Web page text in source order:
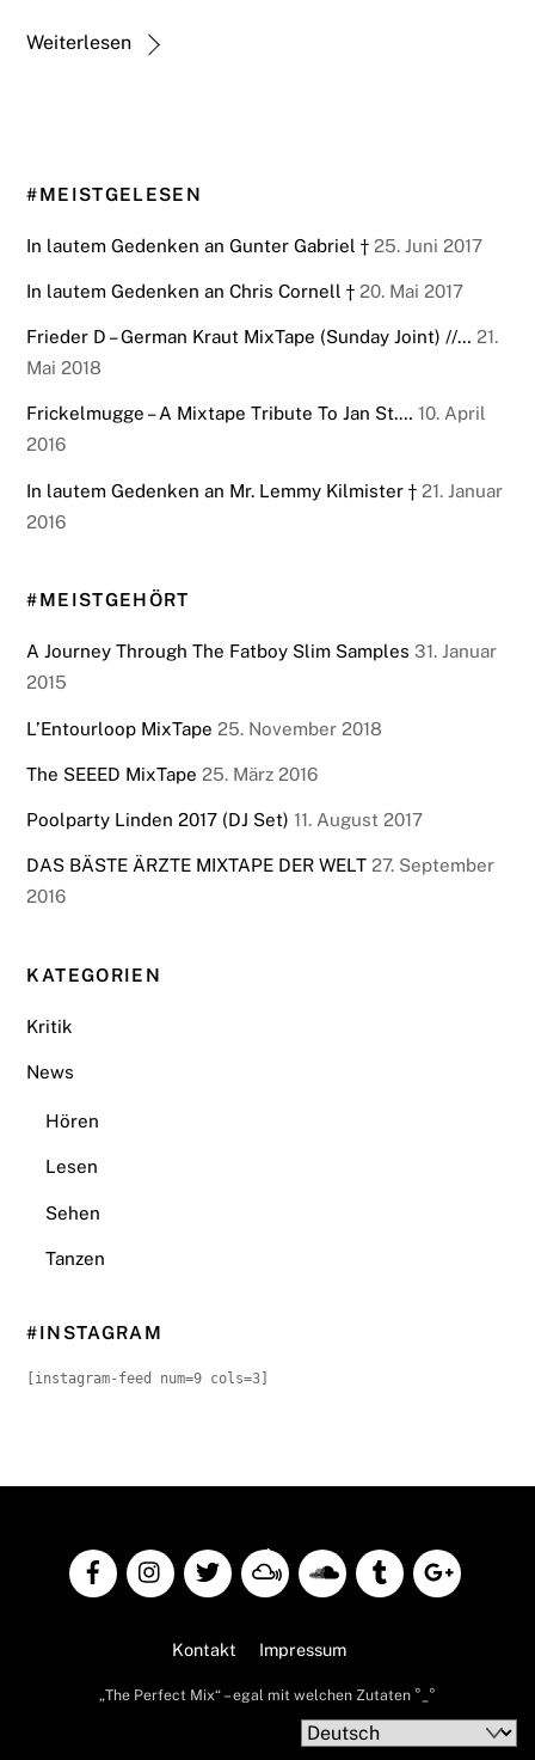
Weiterlesen
#MEISTGELESEN
In lautem Gedenken an Gunter Gabriel † 25. Juni 2017
In lautem Gedenken an Chris Cornell † 20. Mai 2017
Frieder D – German Kraut MixTape (Sunday Joint) //… 21.
Mai 2018
Frickelmugge – A Mixtape Tribute To Jan St.… 10. April
2016
In lautem Gedenken an Mr. Lemmy Kilmister † 21. Januar
2016
#MEISTGEHÖRT
A Journey Through The Fatboy Slim Samples 31. Januar
2015
L’Entourloop MixTape 25. November 2018
The SEEED MixTape 25. März 2016
Poolparty Linden 2017 (DJ Set) 11. August 2017
DAS BÄSTE ÄRZTE MIXTAPE DER WELT 27. September
2016
KATEGORIEN
Kritik
News
Hören
Lesen
Sehen
Tanzen
#INSTAGRAM
[instagram-feed num=9 cols=3]
Back
To
Kontakt
Impressum
„The Perfect Mix“ – egal mit welchen Zutaten °_°